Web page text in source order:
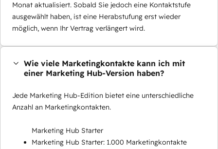
Monat aktualisiert. Sobald Sie jedoch eine Kontaktstufe
ausgewählt haben, ist eine Herabstufung erst wieder
möglich, wenn Ihr Vertrag verlängert wird.
Wie viele Marketingkontakte kann ich mit
einer Marketing Hub-Version haben?
Jede Marketing Hub-Edition bietet eine unterschiedliche
Anzahl an Marketingkontakten.
Marketing Hub Starter
Marketing Hub Starter: 1.000 Marketingkontakte